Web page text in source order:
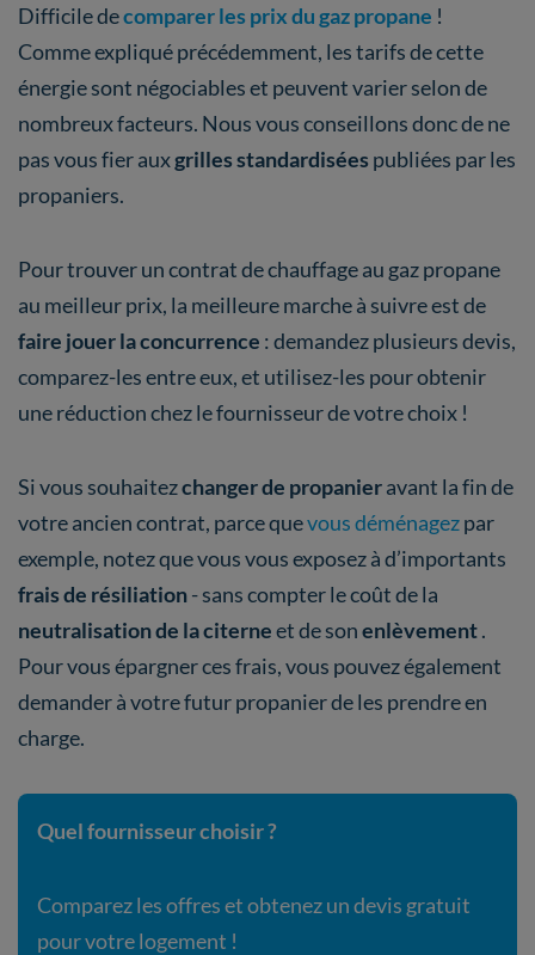
Difficile decomparer les prixdu gaz propane !
Comme expliqué précédemment, les tarifs de cette
énergie sont négociables et peuvent varier selon de
nombreux facteurs. Nous vous conseillons donc de ne
pas vous fier auxgrilles standardisées publiées par les
propaniers.
Pour trouver un contrat de chauffage au gaz propane
au meilleur prix, la meilleure marche à suivre est de
faire jouer la concurrence : demandez plusieurs devis,
comparez-les entre eux, et utilisez-les pour obtenir
une réduction chez le fournisseur de votre choix !
Si vous souhaitezchanger de propanieravant la fin de
votre ancien contrat, parce quevous déménagezpar
exemple, notez que vous vous exposez à d’importants
frais de résiliation- sans compter le coût de la
neutralisation de la citerneet de sonenlèvement.
Pour vous épargner ces frais, vous pouvez également
demander à votre futur propanier de les prendre en
charge.
Quel fournisseur choisir ?
Comparez les offres et obtenez un devis gratuit
pour votre logement !